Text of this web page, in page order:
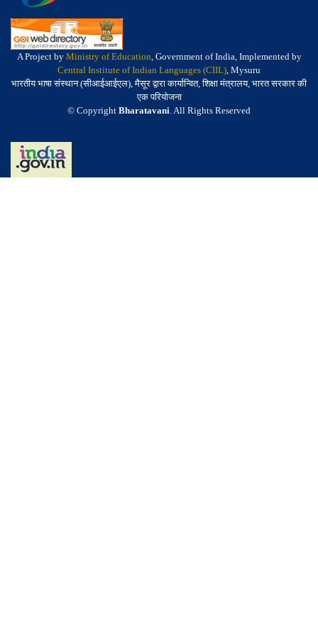
A Project by Ministry of Education, Government of India, Implemented by
Central Institute of Indian Languages (CIIL), Mysuru
भारतीय भाषा संस्थान (सीआईआईएल), मैसूर द्वारा कार्यान्वित, शिक्षा मंत्रालय, भारत सरकार की
एक परियोजना
© Copyright Bharatavani. All Rights Reserved